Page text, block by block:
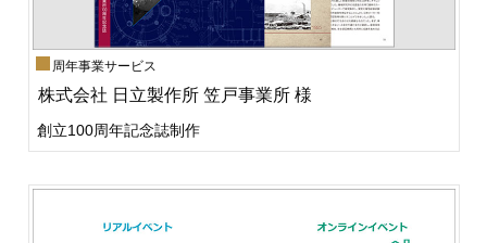
周年事業サービス
株式会社 日立製作所 笠戸事業所 様
創立100周年記念誌制作